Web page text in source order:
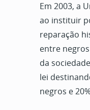
Em 2003, a
ao instituir
reparação
entre
da
lei
negros e